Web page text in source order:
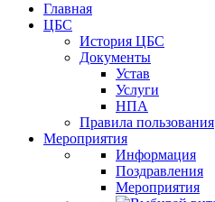
Главная
ЦБС
История ЦБС
Документы
Устав
Услуги
НПА
Правила пользования
Мероприятия
Информация
Поздравления
Мероприятия